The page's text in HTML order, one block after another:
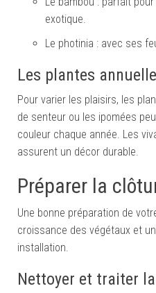
exotique.
Le photinia : avec ses
Les plantes
Pour varier les plaisirs, les
de senteur ou les ipomées
couleur chaque année. Les
assurent un décor durable.
Préparer la
Une bonne préparation de
croissance des végétaux et
installation.
Nettoyer et traiter